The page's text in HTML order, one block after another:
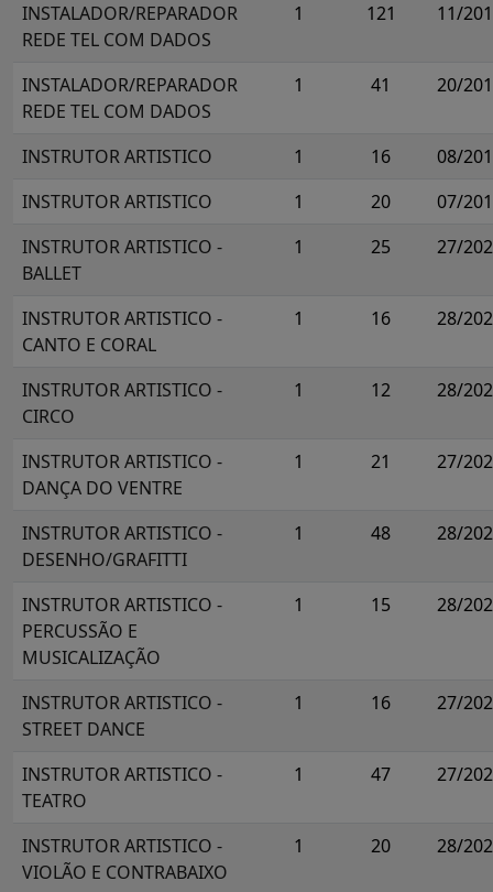
INSTALADOR/REPARADOR
REDE TEL COM DADOS
1 121 11/
INSTALADOR/REPARADOR
REDE TEL COM DADOS
1 41 20/
INSTRUTOR ARTISTICO 1 16
08/
INSTRUTOR ARTISTICO
1 20
07/
INSTRUTOR ARTISTICO -
BALLET
1 25 27/
INSTRUTOR ARTISTICO -
CANTO E CORAL
1 16 28/
INSTRUTOR ARTISTICO -
CIRCO
1 12 28/
INSTRUTOR ARTISTICO -
DANÇA DO VENTRE
1 21 27/
INSTRUTOR ARTISTICO -
DESENHO/GRAFITTI
1 48 28/
INSTRUTOR ARTISTICO -
PERCUSSÃO E
MUSICALIZAÇÃO
1 15 28/
INSTRUTOR ARTISTICO -
STREET DANCE
1 16 27/
INSTRUTOR ARTISTICO -
TEATRO
1 47 27/
INSTRUTOR ARTISTICO -
VIOLÃO E CONTRABAIXO
1 20 28/